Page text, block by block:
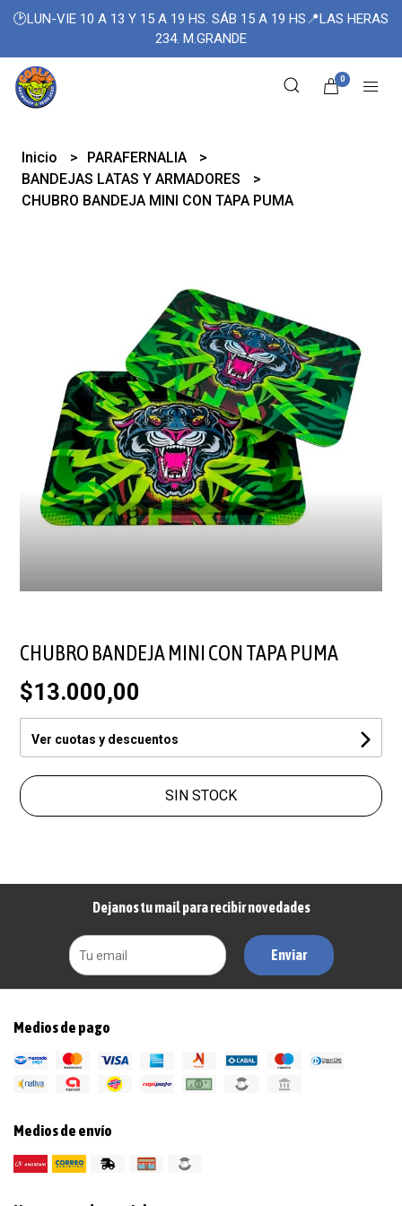
🕑LUN-VIE 10 A 13 Y 15 A 19 HS. SÁB 15 A 19 HS📍LAS HERAS
234. M.GRANDE
0
Inicio
PARAFERNALIA
BANDEJAS LATAS Y ARMADORES
CHUBRO BANDEJA MINI CON TAPA PUMA
CHUBRO BANDEJA MINI CON TAPA PUMA
$13.000,00
Ver cuotas y descuentos
SIN STOCK
Dejanos tu mail para recibir novedades
Enviar
Medios de pago
Medios de envío